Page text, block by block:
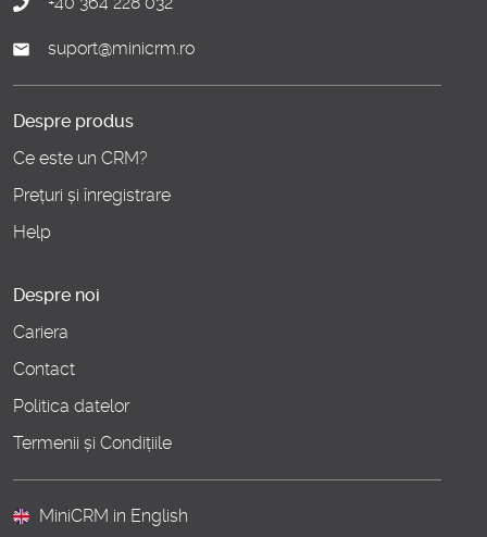
suport@minicrm.ro
Despre produs
Ce este un CRM?
Prețuri și înregistrare
Help
Despre noi
Cariera
Contact
Politica datelor
Termenii și Condițiile
MiniCRM in English